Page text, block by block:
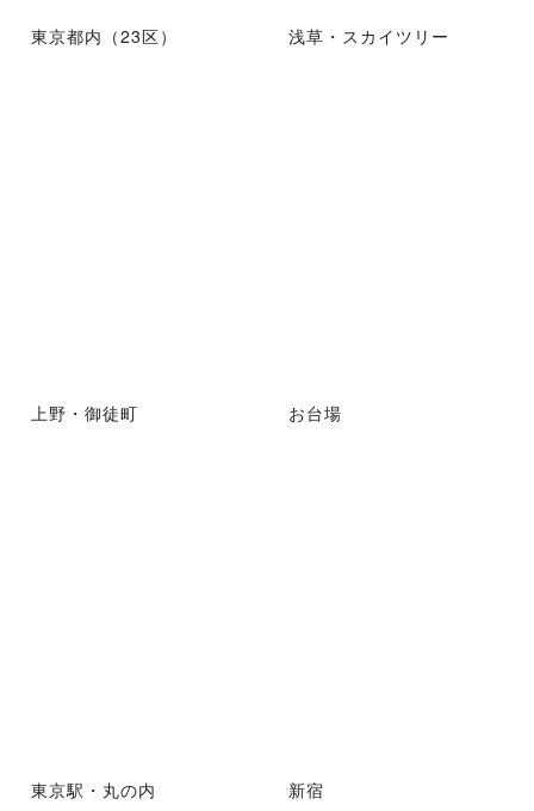
東京都内（23区） 浅草・スカイツリー
上野・御徒町 お台場
東京駅・丸の内 新宿